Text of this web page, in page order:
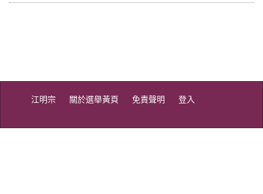
江明宗 關於選舉黃頁 免責聲明 登入